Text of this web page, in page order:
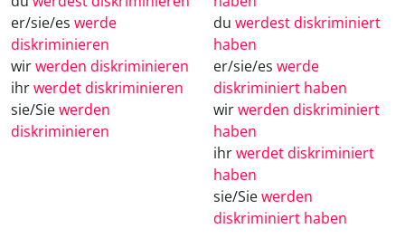
er/sie/es werde
diskriminieren
wirwerden diskriminieren
ihrwerdet diskriminieren
sie/Siewerden
diskriminieren
du werdest diskriminiert
haben
er/sie/es werde
diskriminiert haben
wirwerden diskriminiert
haben
ihrwerdet diskriminiert
haben
sie/Siewerden
diskriminiert haben